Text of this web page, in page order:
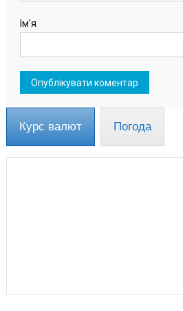
Ім'я
Курс валют Погода